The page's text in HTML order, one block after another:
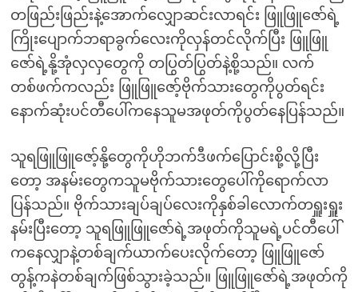
တဖြည်းဖြည်းနဲ့အောက်လျှောဆင်းလာရင်း ဖြူဖြူဇော်ရဲ့
ကြိုးပျောက်ဘရာခွက်လေးကိုလှန်တင်လိုက်ပြီး ဖြူဖြူ
ဇော်ရဲ့နို့အုံလှလှတွေကို တပြွတ်ပြွတ်နဲ့စို့သည်။ လက်
တစ်ဖက်ကလည်း ဖြူဖြူဇော့်ဗိုက်သားတွေကိုပွတ်ရင်း
နောက်ဆုံးပင်တီပေါ်ကနေသူမအဖုတ်ကိုပွတ်နေပြန်သည်။
သူရဖြူဖြူဇော့်နို့တွေကိုဟိုဘက်ဒီဖက်ပြောင်းစို့လို့ပြီး
တော့ အနမ်းတွေကသူမဗိုက်သားတွေပေါ်ကိုရောက်လာ
ပြန်သည်။ ဗိုက်သားချပ်ချပ်လေးကိုနှစ်ခါလောက်တရှူးရှူး
နမ်းပြီးတော့ သူရဖြူဖြူဇော်ရဲ့အဖုတ်ကိုသူမရဲ့ပင်တီပေါ်
ကနေလျှာနဲ့တစ်ချက်ယာက်ပေးလိုက်တော့ ဖြူဖြူဇော်
တွန့်ကနဲတစ်ချက်ဖြစ်သွားခဲ့သည်။ ဖြူဖြူဇော်ရဲ့အဖုတ်ကို